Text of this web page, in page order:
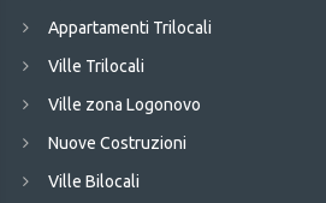
Appartamenti Trilocali
Ville Trilocali
Ville zona Logonovo
Nuove Costruzioni
Ville Bilocali